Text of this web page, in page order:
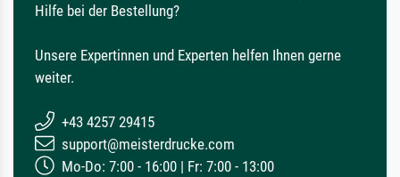
Hilfe bei der Bestellung?
Unsere Expertinnen und Experten helfen Ihnen gerne
weiter.
+43 4257 29415
support@meisterdrucke.com
Mo-Do: 7:00 - 16:00 | Fr: 7:00 - 13:00